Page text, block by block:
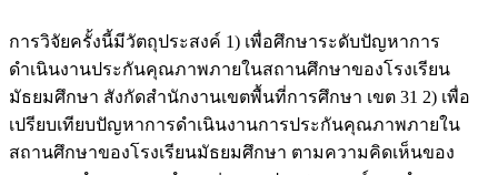
การวิจัยครั้งนี้มีวัตถุประสงค์ 1) เพื่อศึกษาระดับปัญหาการ
ดำเนินงานประกันคุณภาพภายในสถานศึกษาของโรงเรียน
มัธยมศึกษา สังกัดสำนักงานเขตพื้นที่การศึกษา เขต 31 2) เพื่อ
เปรียบเทียบปัญหาการดำเนินงานการประกันคุณภาพภายใน
สถานศึกษาของโรงเรียนมัธยมศึกษา ตามความคิดเห็นของ